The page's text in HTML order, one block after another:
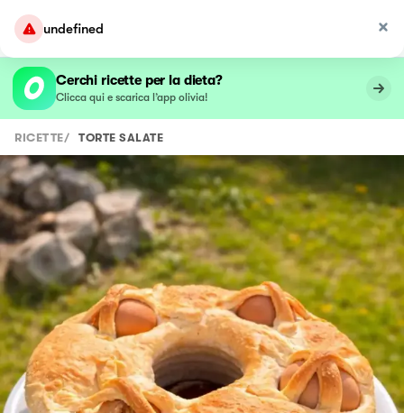
undefined
Cerchi ricette per la dieta?
Clicca qui e scarica l’app olivia!
RICETTE/ TORTE SALATE